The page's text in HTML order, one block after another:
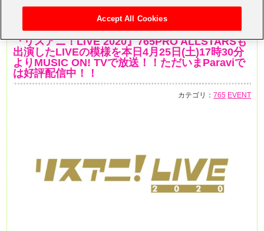
『リスアニ！LIVE 2020』765PRO ALLSTARSも
出演したLIVEの模様を本日4月25日(土)17時30分
よりMUSIC ON! TVで放送！！ただいまParaviで
は好評配信中！！
カテゴリ：765 EVENT
Accept All Cookies